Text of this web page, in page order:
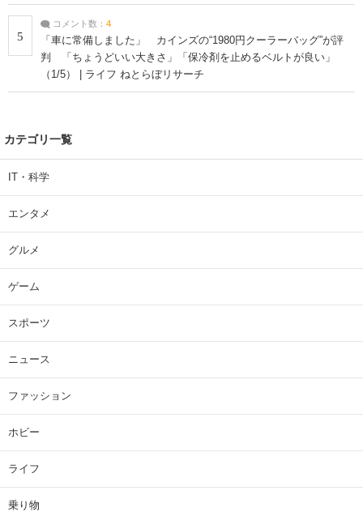
5
コメント数： 4
「車に常備しました」 カインズの“1980円クーラーバッグ”が評
判 「ちょうどいい大きさ」「保冷剤を止めるベルトが良い」
（1/5） | ライフ ねとらぼリサーチ
カテゴリ一覧
IT・科学
エンタメ
グルメ
ゲーム
スポーツ
ニュース
ファッション
ホビー
ライフ
乗り物